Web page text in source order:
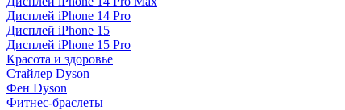
Дисплей iPhone 14 Pro
Дисплей iPhone 15
Дисплей iPhone 15 Pro
Красота и здоровье
Стайлер Dyson
Фен Dyson
Фитнес-браслеты